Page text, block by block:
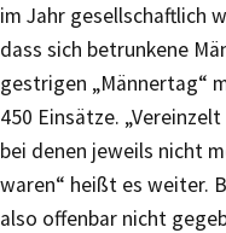
im Jahr gesellschaftlich
dass sich betrunkene
gestrigen „Männertag“
450 Einsätze.
bei denen jeweils nicht
waren“ heißt es weiter.
also offenbar nicht